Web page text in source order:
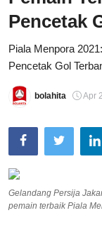
Total Sports
Contact
Pedoman Media
Pencetak
Piala Menpora
Pencetak Gol
bolahita Apr
Gelandang Persija
pemain terbaik Piala